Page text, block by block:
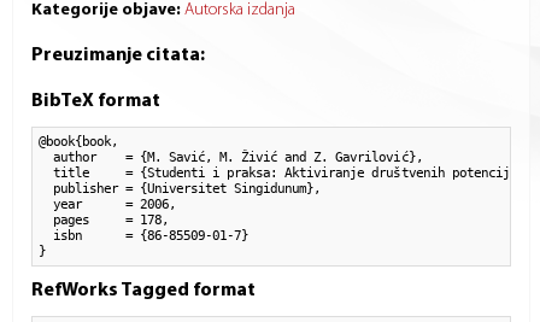
Kategorije objave: Autorska izdanja
Preuzimanje citata:
BibTeX format
@book{book,
  author    = {M. Savić, M. Živić and Z. Gavrilović},
title     = {Studenti i praksa: Aktiviranje društvenih
  publisher = {Universitet Singidunum},
  year      = 2006,
  pages     = 178,
  isbn      = {86-85509-01-7}
}
RefWorks Tagged format